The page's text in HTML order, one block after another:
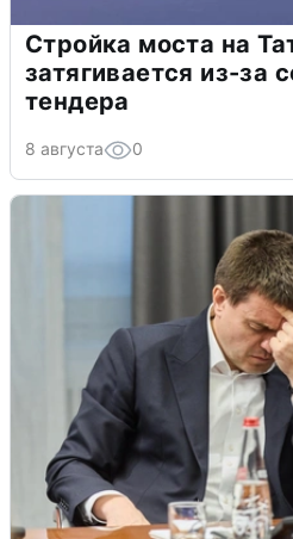
Стройка моста на
затягивается из-за
тендера
8 августа 0